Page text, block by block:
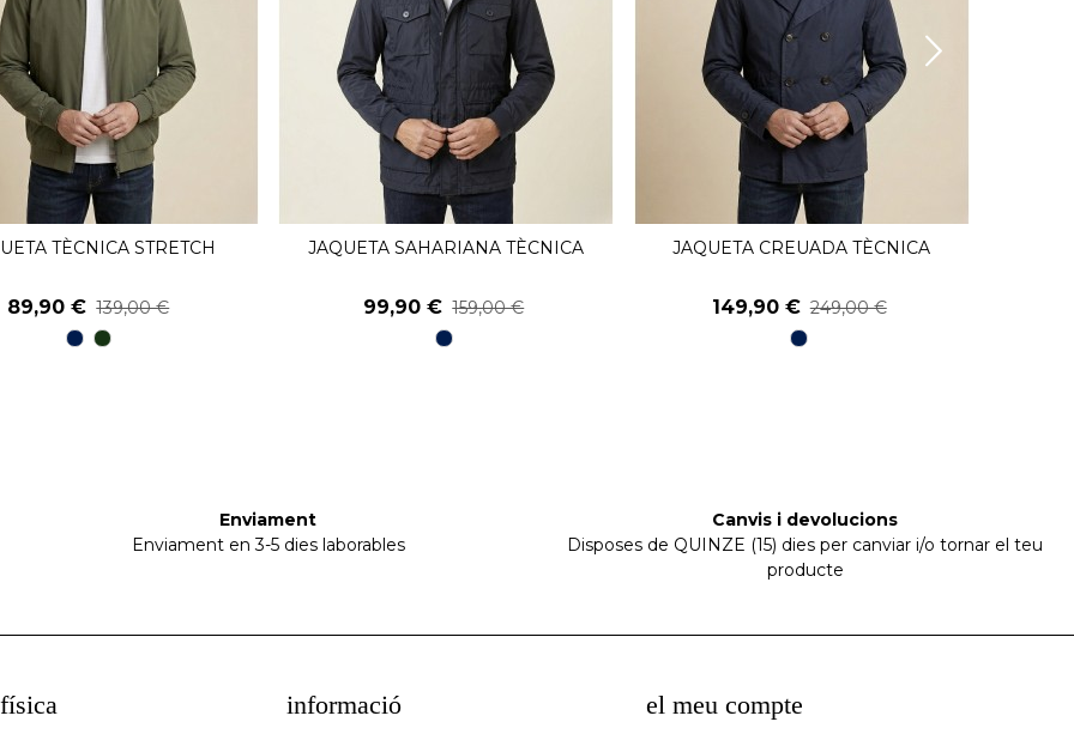
Veure
TÈCNICA STRETCH
89,90 € 139,00 €
98 48
Veure
JAQUETA SAHARIANA TÈCNICA
99,90 € 159,00 €
98
Veure
JAQUETA CREUADA TÈCNICA
149,90 € 249,00 €
98
Enviament
Enviament en 3-5 dies laborables
Canvis i devolucions
Disposes de QUINZE (15) dies per canviar i/o tornar el teu
producte
informació el meu compte